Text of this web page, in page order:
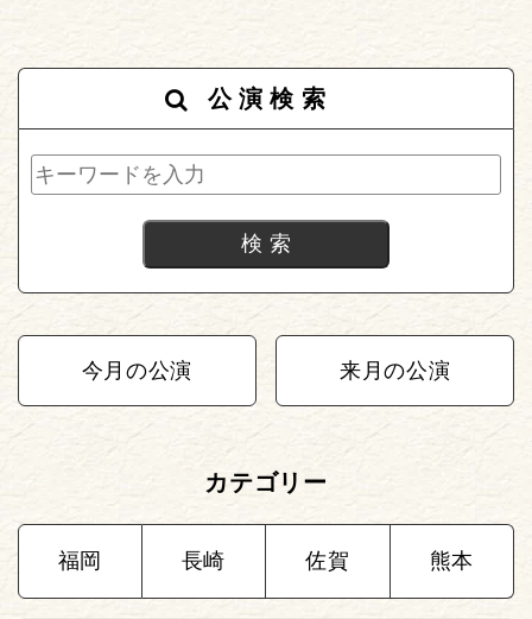
公演検索
今月の公演 来月の公演
カテゴリー
福岡 長崎 佐賀 熊本